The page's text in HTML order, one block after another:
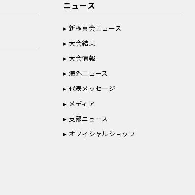
ニュース
新極真会ニュース
大会結果
大会情報
海外ニュース
代表メッセージ
メディア
支部ニュース
オフィシャルショップ